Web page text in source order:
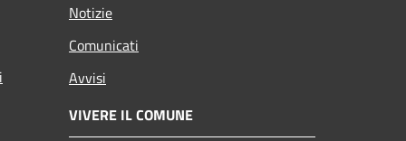
Notizie
Comunicati
Avvisi
VIVERE IL COMUNE